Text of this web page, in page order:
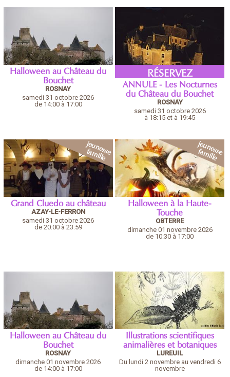
Halloween au Château du
Bouchet
ROSNAY
samedi 31 octobre 2026
de 14:00 à 17:00
RÉSERVEZ
ANNULE - Les Nocturnes
du Château du Bouchet
ROSNAY
samedi 31 octobre 2026
à 18:15 et à 19:45
Grand Cluedo au château
AZAY-LE-FERRON
samedi 31 octobre 2026
de 20:00 à 23:59
Halloween à la Haute-
Touche
OBTERRE
dimanche 01 novembre 2026
de 10:30 à 17:00
Halloween au Château du
Bouchet
ROSNAY
dimanche 01 novembre 2026
de 14:00 à 17:00
Illustrations scientifiques
animalières et botaniques
LUREUIL
Du lundi 2 novembre au vendredi 6
novembre